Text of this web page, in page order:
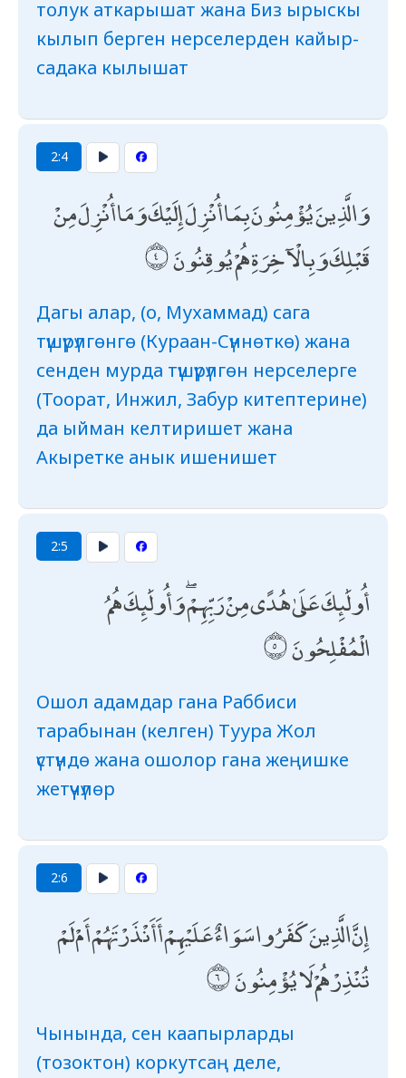
толук аткарышат жана Биз ырыскы
кылып берген нерселерден кайыр-
садака кылышат
2:4
وَالَّذِينَ يُؤْمِنُونَ بِمَا أُنْزِلَ إِلَيْكَ وَمَا أُنْزِلَ مِنْ
قَبْلِكَ وَبِالْآخِرَةِ هُمْ يُوقِنُونَ
Дагы алар, (о, Мухаммад) сага
түшүрүлгөнгө (Кураан-Сүннөткө) жана
сенден мурда түшүрүлгөн нерселерге
(Тоорат, Инжил, Забур китептерине)
да ыйман келтиришет жана
Акыретке анык ишенишет
2:5
أُولَٰئِكَ عَلَىٰ هُدًى مِنْ رَبِّهِمْ ۖ وَأُولَٰئِكَ هُمُ
الْمُفْلِحُونَ
Ошол адамдар гана Раббиси
тарабынан (келген) Туура Жол
үстүндө жана ошолор гана жеңишке
жетүүчүлөр
2:6
إِنَّ الَّذِينَ كَفَرُوا سَوَاءٌ عَلَيْهِمْ أَأَنْذَرْتَهُمْ أَمْ لَمْ
تُنْذِرْهُمْ لَا يُؤْمِنُونَ
Чынында, сен каапырларды
(тозоктон) коркутсаң деле,